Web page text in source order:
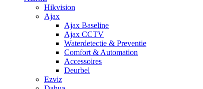
Hikvision
Ajax
Ajax Baseline
Ajax CCTV
Waterdetectie & Preventie
Comfort & Automation
Accessoires
Deurbel
Ezviz